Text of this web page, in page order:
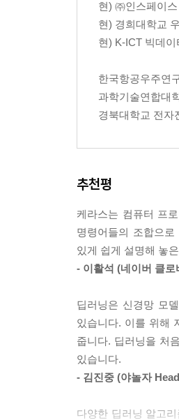
Part 4 레시피 따라해
Chapter 1 수치입력
Chapter 2 수치입력
Chapter 4 영상입력
Chapter 5 영상입력
Chapter 6 영상입력
현) ㈜인스페이
현) 경희대학교
현) K-ICT 빅데이
한국항공우주연
과학기술연합대
경북대학교 전자
추천평
케라스는 컴퓨터 프
명령어들의 조합으
있게 쉽게 설명해 놓
- 이활석 (네이버 클로
딥러닝은 신경망 모
있습니다. 이를 위해
줍니다. 딥러닝을 처
있습니다.
- 김진중 (야놀자
다양한 딥러닝 알고